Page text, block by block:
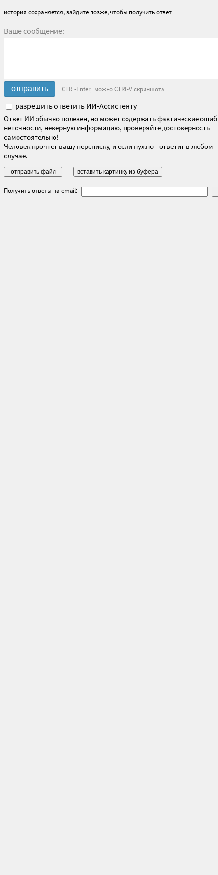
история сохраняется, зайдите позже, чтобы получить ответ
Ваше сообщение:
CTRL-Enter, можно CTRL-V скриншота
разрешить ответить ИИ-Ассистенту
Ответ ИИ обычно полезен, но может содержать фактические
неточности, неверную информацию, проверяйте достоверность
самостоятельно!
Человек прочтет вашу переписку, и если нужно - ответит в любом
случае.
Получить ответы на email: